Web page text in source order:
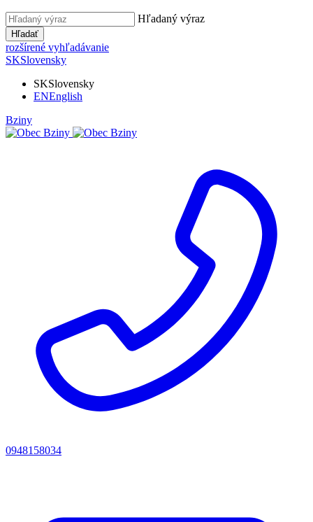
Hľadaný výraz
Hľadať
rozšírené vyhľadávanie
SKSlovensky
SKSlovensky
ENEnglish
Bziny
0948158034